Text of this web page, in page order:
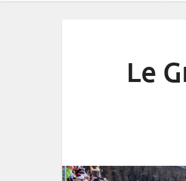
Le